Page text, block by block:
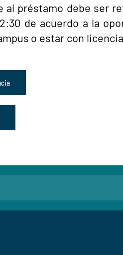
al préstamo debe ser
de acuerdo a la
o estar con